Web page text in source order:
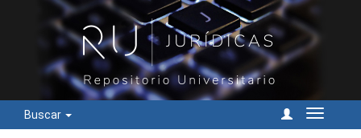
Buscar
Cambiar